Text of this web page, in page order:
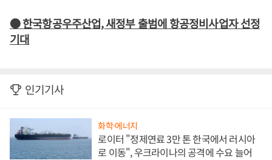
● 한국항공우주산업, 새정부 출범에 항공정비사업자 선정
기대
인기기사
화학·에너지
로이터 "정제연료 3만 톤 한국에서 러시아
로 이동", 우크라이나의 공격에 수요 늘어